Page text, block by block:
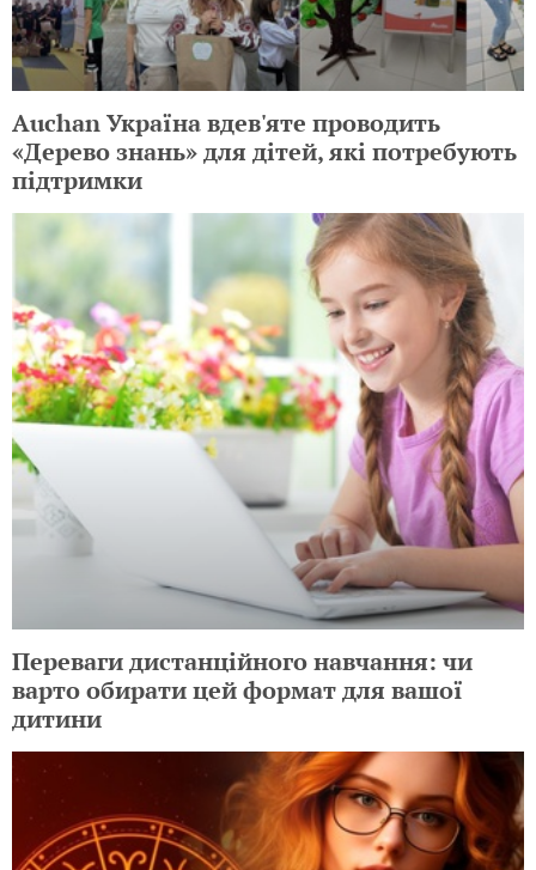
Auchan Україна вдев'яте проводить
«Дерево знань» для дітей, які потребують
підтримки
Переваги дистанційного навчання: чи
варто обирати цей формат для вашої
дитини